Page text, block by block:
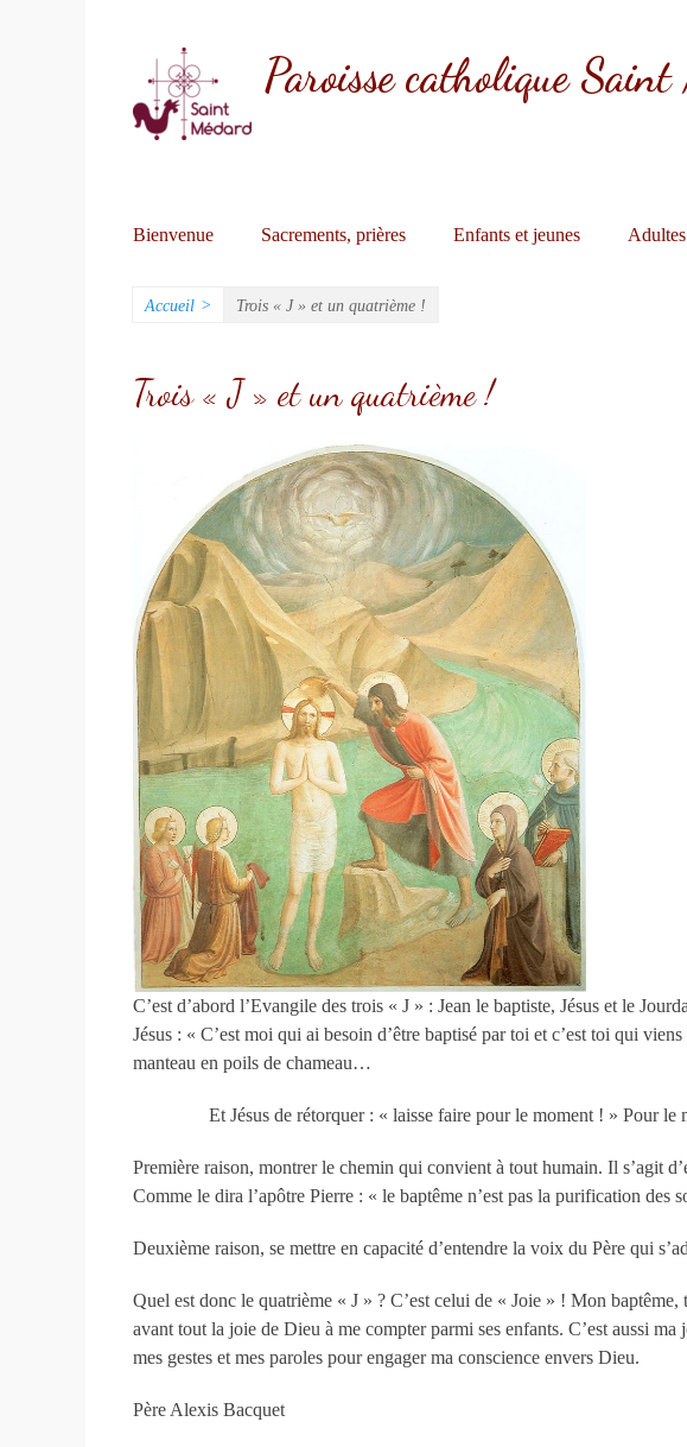
Paroisse catholique
Menu
Bienvenue Sacrements, prières Enfants et jeunes Adultes
Accueil > Trois « J » et un quatrième !
Trois « J » et un quatrième !
C’est d’abord l’Evangile des trois « J » : Jean le baptiste, Jésus et le
Jésus : « C’est moi qui ai besoin d’être baptisé par toi et c’est toi qui
manteau en poils de chameau…
Et Jésus de rétorquer : « laisse faire pour le moment ! » Pour le
Première raison, montrer le chemin qui convient à tout humain. Il s’agit
Comme le dira l’apôtre Pierre : « le baptême n’est pas la purification des
Deuxième raison, se mettre en capacité d’entendre la voix du Père qui
Quel est donc le quatrième « J » ? C’est celui de « Joie » ! Mon
avant tout la joie de Dieu à me compter parmi ses enfants. C’est aussi
mes gestes et mes paroles pour engager ma conscience envers Dieu.
Père Alexis Bacquet